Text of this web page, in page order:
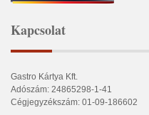
Kapcsolat
Gastro Kártya Kft.
Adószám: 24865298-1-41
Cégjegyzékszám: 01-09-186602